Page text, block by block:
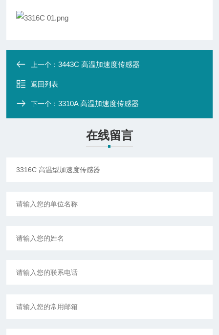
上一个：3443C 高温加速度传感器
返回列表
下一个：3310A 高温加速度传感器
在线留言